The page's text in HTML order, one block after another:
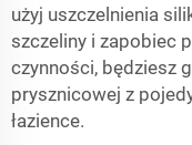
użyj uszczelnienia
szczeliny i zapobiec
czynności, będziesz
prysznicowej z
łazience.